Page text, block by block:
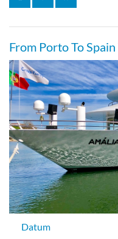
Balkonkabine
Zweibett mit frz.
Balkonkabine
From Porto To
Datum